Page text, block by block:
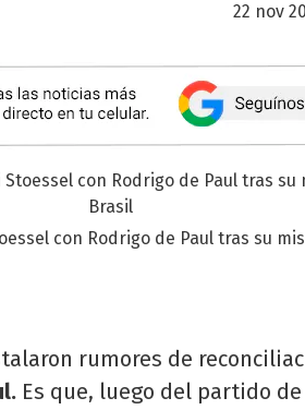
22 nov
con Rodrigo de Paul tras su
rumores de
Es que, luego del partido